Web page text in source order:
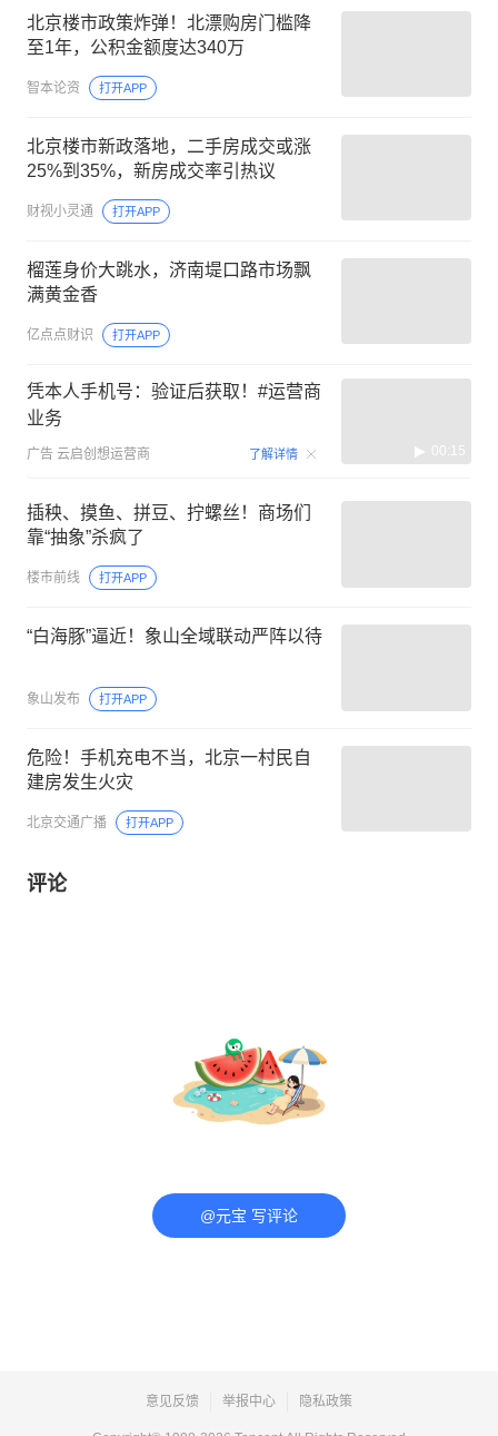
北京楼市政策炸弹！北漂购房门槛降
至1年，公积金额度达340万
智本论资 打开APP
北京楼市新政落地，二手房成交或涨
25%到35%，新房成交率引热议
财视小灵通 打开APP
榴莲身价大跳水，济南堤口路市场飘
满黄金香
亿点点财识 打开APP
凭本人手机号：验证后获取！#运营商
业务
广告 云启创想运营商 了解详情 00:15
插秧、摸鱼、拼豆、拧螺丝！商场们
靠“抽象”杀疯了
楼市前线 打开APP
“白海豚”逼近！象山全域联动严阵以待
象山发布 打开APP
危险！手机充电不当，北京一村民自
建房发生火灾
北京交通广播 打开APP
评论
@元宝 写评论
意见反馈 举报中心 隐私政策